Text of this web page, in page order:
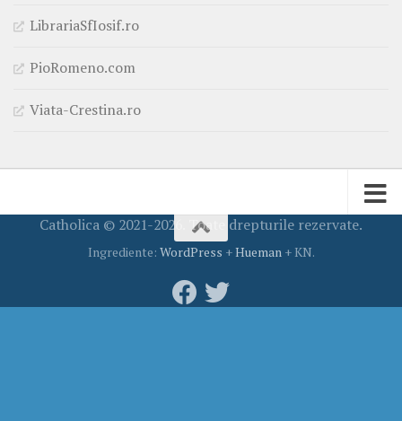
LibrariaSfIosif.ro
PioRomeno.com
Viata-Crestina.ro
Catholica © 2021-2026. Toate drepturile rezervate.
Ingrediente: WordPress +Hueman+ KN.